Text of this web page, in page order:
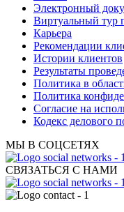
Электронный
Виртуальный тур
Карьера
Рекомендации
Истории клиентов
Результаты
Политика в
Политика
Согласие на
Кодекс делового
МЫ В СОЦСЕТЯХ
СВЯЗАТЬСЯ С НАМИ